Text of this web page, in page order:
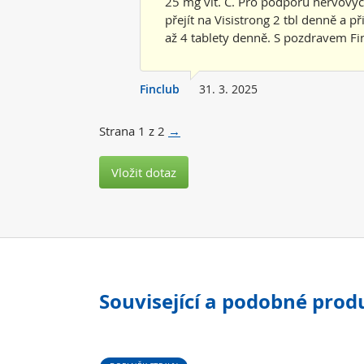
přejít na Visistrong 2 tbl denně a
až 4 tablety denně. S pozdravem
Finclub 31. 3. 2025
Strana 1 z 2 →
Vložit dotaz
Související a podobné